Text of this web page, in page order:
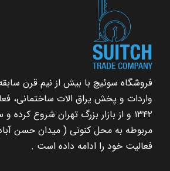
فروشگاه سوئیچ با بیش از نیم قرن سابقه
واردات و پخش یراق الات ساختمانی،
۱۳۴۲ و از بازار بزرگ تهران شروع
مربوطه به محل کنونی ( میدان حسن
فعالیت خود را ادامه داده است .